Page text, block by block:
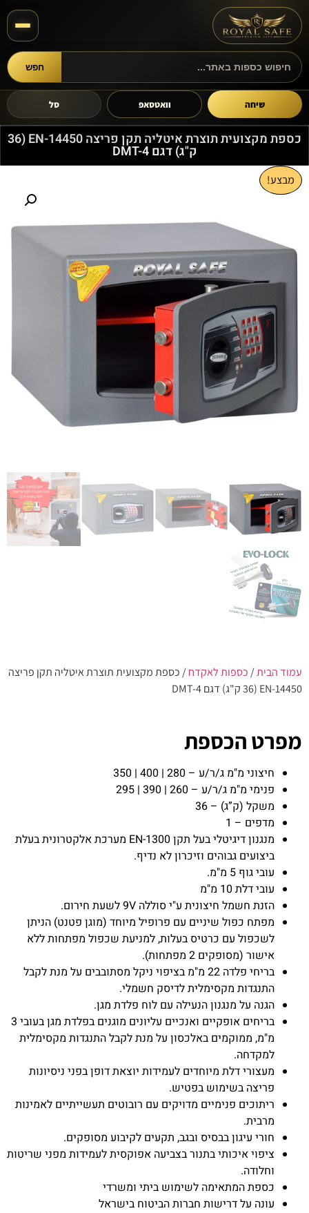
חיפוש מוצרים חפש
שיחה וואטסאפ סל
כספת מקצועית תוצרת איטליה תקן פריצה EN-14450 (36
ק"ג) דגם DMT-4
עמוד הבית/ כספות לאקדח/ כספת מקצועית תוצרת איטליה תקן פריצה
EN-14450 (36 ק"ג) דגם DMT-4
מפרט הכספת
חיצוני מ"מ ג/ר/ע – 280 | 400 | 350
פנימי מ"מ ג/ר/ע – 260 | 390 | 295
משקל (ק”ג) – 36
מדפים – 1
מנגנון דיגיטלי בעל תקן EN-1300 מערכת אלקטרונית בעלת
ביצועים גבוהים וזיכרון לא נדיף.
עובי גוף 5 מ"מ.
עובי דלת 10 מ"מ
הזנת חשמל חיצונית ע"י סוללה 9V לשעת חירום.
מפתח כפול שיניים עם פרופיל מיוחד (מוגן פטנט) הניתן
לשכפול עם כרטיס בעלות, למניעת שכפול מפתחות ללא
אישור (מסופקים 2 מפתחות).
בריחי פלדה 22 מ"מ בציפוי ניקל מסתובבים על מנת לקבל
התנגדות מקסימלית לדיסק חשמלי.
הגנה על מנגנון הנעילה עם לוח פלדת מגן.
בריחים אופקיים ואנכיים עליונים מוגנים בפלדת מגן בעובי 3
מ"מ, ממוקמים באלכסון על מנת לקבל התנגדות מקסימלית
למקדחה.
מעצורי דלת מיוחדים לעמידות יוצאת דופן בפני ניסיונות
פריצה בשימוש בפטיש.
ריתוכים פנימיים מדויקים עם רובוטים תעשייתיים לאמינות
מרבית.
חורי עיגון בבסיס ובגב, תקעים לקיבוע מסופקים.
ציפוי איכותי בתנור בצביעה אפוקסית לעמידות מפני שריטות
וחלודה.
כספת המתאימה לשימוש ביתי ומשרדי
עונה על דרישות חברות הביטוח בישראל
מבצע!